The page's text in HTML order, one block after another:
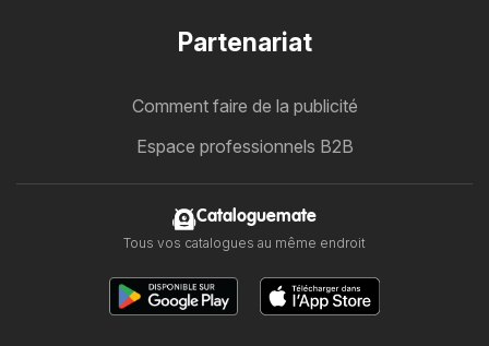
Partenariat
Comment faire de la publicité
Espace professionnels B2B
Cataloguemate
Tous vos catalogues au même endroit